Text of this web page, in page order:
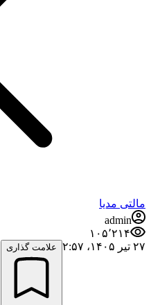
مالتی مدیا
admin
۱۰۵٬۲۱۴
۲۷ تیر ۱۴۰۵،‏ ۲:۵۷
علامت گذاری